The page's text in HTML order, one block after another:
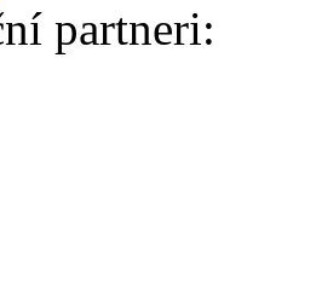
partneri: